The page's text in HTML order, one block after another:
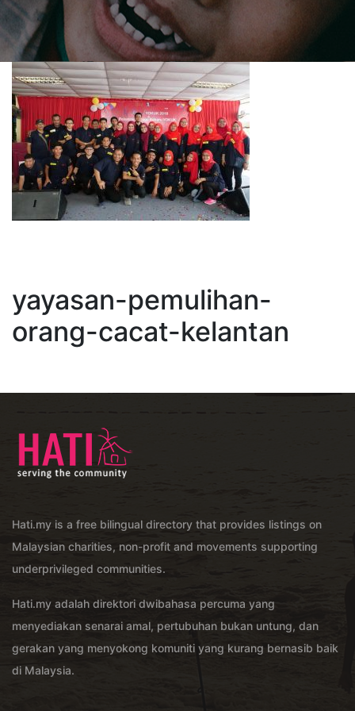
yayasan-pemulihan-
orang-cacat-kelantan
Hati.my is a free bilingual directory that provides listings on
Malaysian charities, non-profit and movements supporting
underprivileged communities.
Hati.my adalah direktori dwibahasa percuma yang
menyediakan senarai amal, pertubuhan bukan untung, dan
gerakan yang menyokong komuniti yang kurang bernasib baik
di Malaysia.